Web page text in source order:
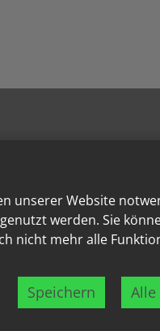
unserer Website
werden. Sie
nicht mehr alle
Speichern Alle